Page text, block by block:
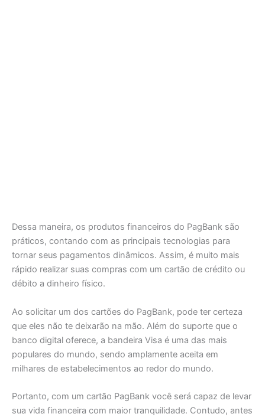
Dessa maneira, os produtos financeiros do PagBank são
práticos, contando com as principais tecnologias para
tornar seus pagamentos dinâmicos. Assim, é muito mais
rápido realizar suas compras com um cartão de crédito ou
débito a dinheiro físico.
Ao solicitar um dos cartões do PagBank, pode ter certeza
que eles não te deixarão na mão. Além do suporte que o
banco digital oferece, a bandeira Visa é uma das mais
populares do mundo, sendo amplamente aceita em
milhares de estabelecimentos ao redor do mundo.
Portanto, com um cartão PagBank você será capaz de levar
sua vida financeira com maior tranquilidade. Contudo, antes